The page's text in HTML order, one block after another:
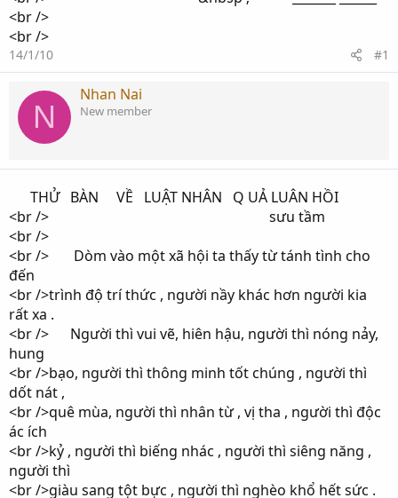
<br />
<br />
14/1/10 #1
N
Nhan Nai
New member
THỬ BÀN VỀ LUẬT NHÂN Q UẢ LUÂN HỒI
<br /> sưu tầm
<br />
<br /> Dòm vào một xã hội ta thấy từ tánh tình cho
đến
<br />trình độ trí thức , người nầy khác hơn người kia
rất xa .
<br /> Người thì vui vẽ, hiên hậu, người thì nóng nảy,
hung
<br />bạo, người thì thông minh tốt chúng , người thì
dốt nát ,
<br />quê mùa, người thì nhân từ , vị tha , người thì độc
ác ích
<br />kỷ , người thì biếng nhác , người thì siêng năng ,
người thì
<br />giàu sang tột bực , người thì nghèo khổ hết sức .